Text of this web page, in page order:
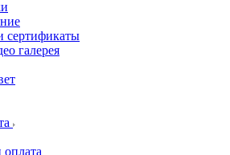
сертификаты
галерея
оплата